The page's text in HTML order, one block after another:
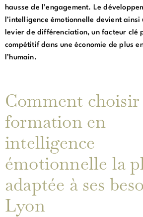
hausse de l’engagement. Le
l’intelligence émotionnelle devient
levier de différenciation, un facteur clé
compétitif dans une économie de plus
l’humain.
Comment
formation en
intelligence
émotionnelle la
adaptée à ses
Lyon